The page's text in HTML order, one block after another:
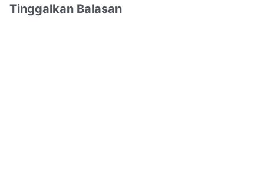
Tinggalkan Balasan